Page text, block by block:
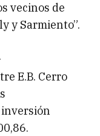
vecinos de
y Sarmiento”.
E.B. Cerro